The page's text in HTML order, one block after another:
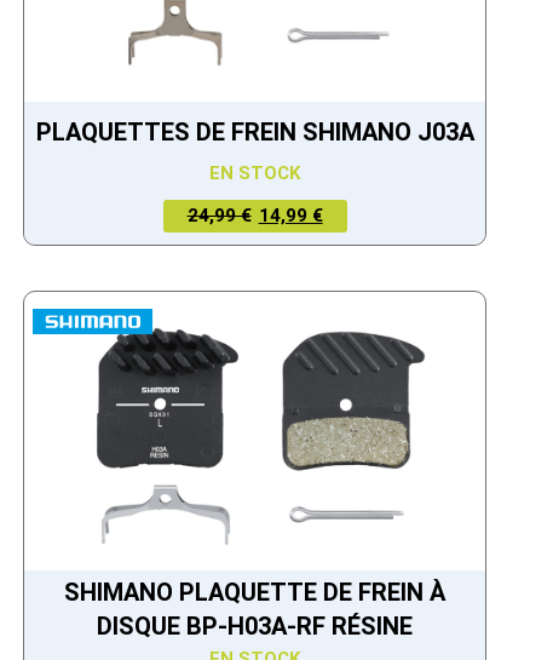
PLAQUETTES DE FREIN SHIMANO J03A
EN STOCK
24,99 €
LE PRIX
INITIAL
24,99 €.
14,99 €
LE PRIX
ACTUEL
14,99 €.
SHIMANO PLAQUETTE DE FREIN À
DISQUE BP-H03A-RF RÉSINE